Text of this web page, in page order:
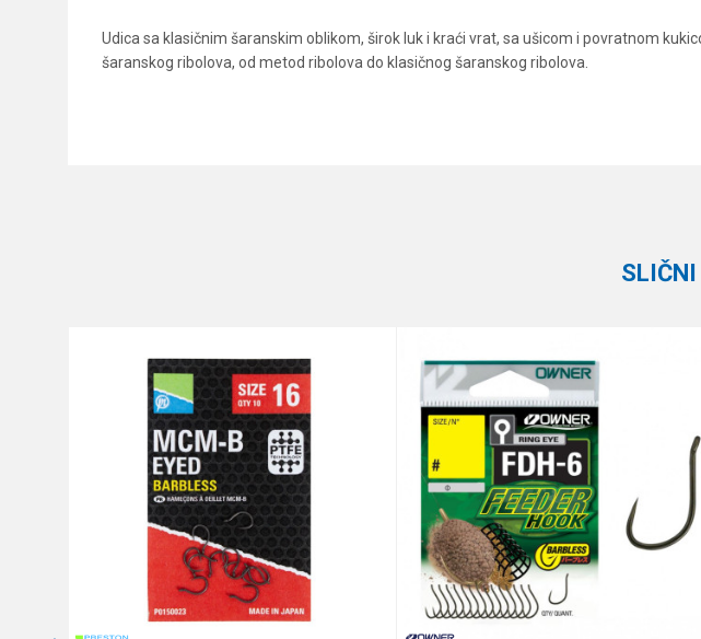
Udica sa klasičnim šaranskim oblikom, širok luk i kraći vrat, sa ušicom i povratnom
šaranskog ribolova, od metod ribolova do klasičnog šaranskog ribolova.
Veličina
Anti-spam zaštita - izračunajte koliko je 6 - 1 :
SLIČNI